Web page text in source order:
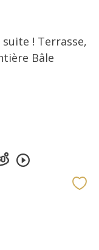
! Terrasse,
Bâle